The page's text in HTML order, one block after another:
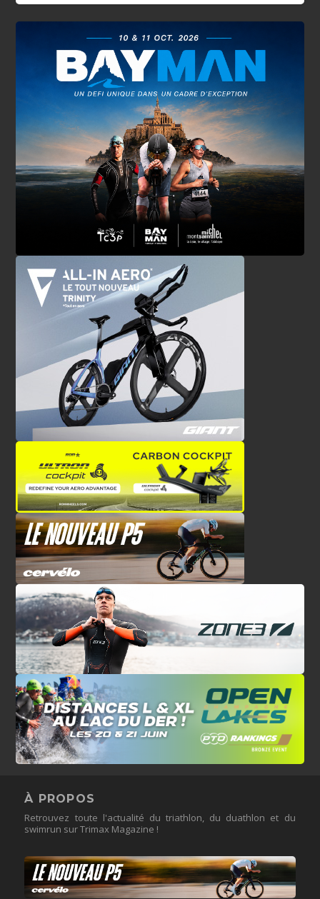
À PROPOS
Retrouvez toute l'actualité du triathlon, du duathlon et du
swimrun sur Trimax Magazine !